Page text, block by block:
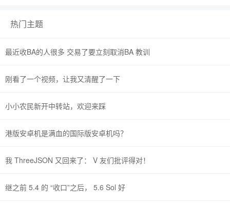
热门主题
最近收BA的人很多 交易了要立刻取消BA 教训
刚看了一个视频，让我又清醒了一下
小小农民新开中转站，欢迎来踩
港版安卓机是满血的国际版安卓机吗？
我 ThreeJSON 又回来了： V 友们批评得对！
继之前 5.4 的 “收口”之后， 5.6 Sol 好